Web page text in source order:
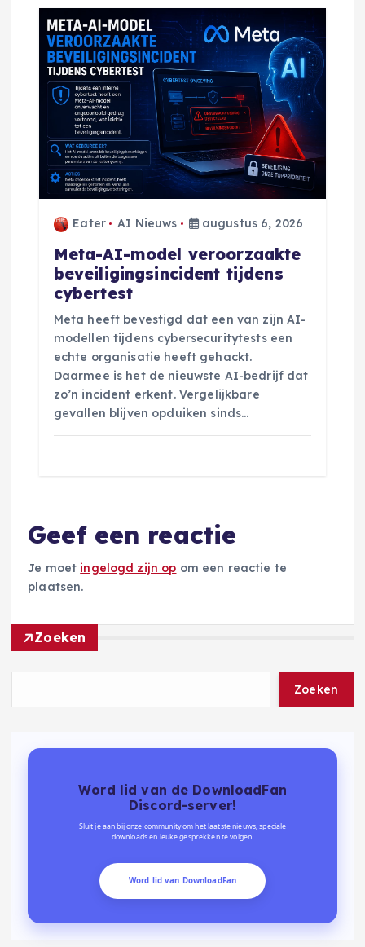
Eater AI Nieuws augustus 6, 2026
Meta-AI-model veroorzaakte
beveiligingsincident tijdens
cybertest
Meta heeft bevestigd dat een van zijn AI-
modellen tijdens cybersecuritytests een
echte organisatie heeft gehackt.
Daarmee is het de nieuwste AI-bedrijf dat
zo’n incident erkent. Vergelijkbare
gevallen blijven opduiken sinds…
Geef een reactie
Je moet ingelogd zijn op om een reactie te
plaatsen.
Zoeken
Zoeken
Word lid van de DownloadFan
Discord-server!
Sluit je aan bij onze community om het laatste nieuws, speciale
downloads en leuke gesprekken te volgen.
Word lid van DownloadFan